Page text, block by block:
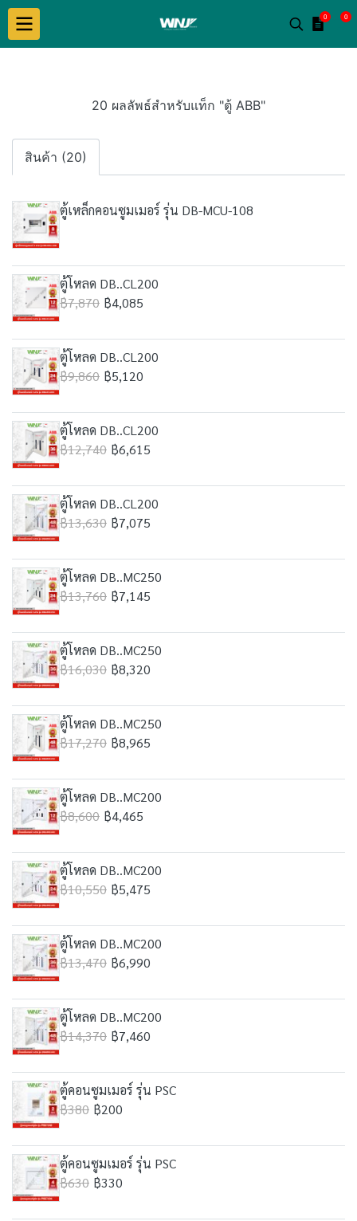
0 0
20 ผลลัพธ์สำหรับแท็ก "ตู้ ABB"
สินค้า (20)
ตู้เหล็กคอนซูมเมอร์ รุ่น DB-MCU-108
ตู้โหลด DB..CL200
฿7,870 ฿4,085
ตู้โหลด DB..CL200
฿9,860 ฿5,120
ตู้โหลด DB..CL200
฿12,740 ฿6,615
ตู้โหลด DB..CL200
฿13,630 ฿7,075
ตู้โหลด DB..MC250
฿13,760 ฿7,145
ตู้โหลด DB..MC250
฿16,030 ฿8,320
ตู้โหลด DB..MC250
฿17,270 ฿8,965
ตู้โหลด DB..MC200
฿8,600 ฿4,465
ตู้โหลด DB..MC200
฿10,550 ฿5,475
ตู้โหลด DB..MC200
฿13,470 ฿6,990
ตู้โหลด DB..MC200
฿14,370 ฿7,460
ตู้คอนซูมเมอร์ รุ่น PSC
฿380 ฿200
ตู้คอนซูมเมอร์ รุ่น PSC
฿630 ฿330